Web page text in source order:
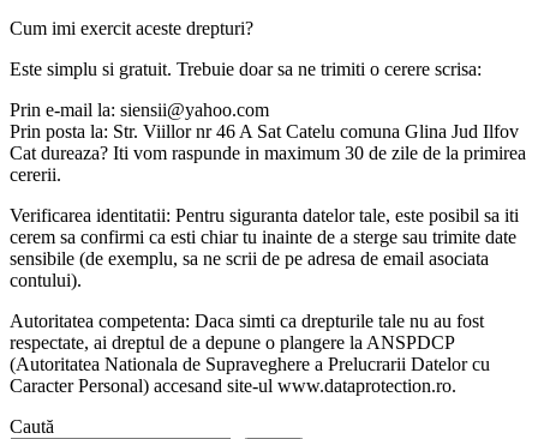
Cum imi exercit aceste drepturi?
Este simplu si gratuit. Trebuie doar sa ne trimiti o cerere scrisa:
Prin e-mail la: siensii@yahoo.com
Prin posta la: Str. Viillor nr 46 A Sat Catelu comuna Glina Jud Ilfov
Cat dureaza? Iti vom raspunde in maximum 30 de zile de la primirea
cererii.
Verificarea identitatii: Pentru siguranta datelor tale, este posibil sa iti
cerem sa confirmi ca esti chiar tu inainte de a sterge sau trimite date
sensibile (de exemplu, sa ne scrii de pe adresa de email asociata
contului).
Autoritatea competenta: Daca simti ca drepturile tale nu au fost
respectate, ai dreptul de a depune o plangere la ANSPDCP
(Autoritatea Nationala de Supraveghere a Prelucrarii Datelor cu
Caracter Personal) accesand site-ul www.dataprotection.ro.
Caută